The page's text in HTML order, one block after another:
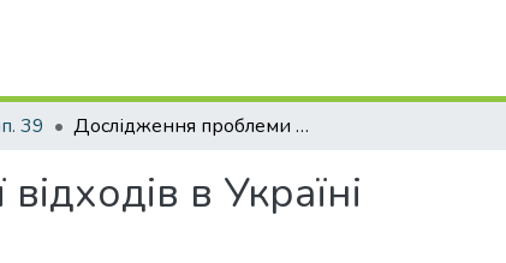
39 Дослідження проблеми утилізації відходів в Україні
в Україні